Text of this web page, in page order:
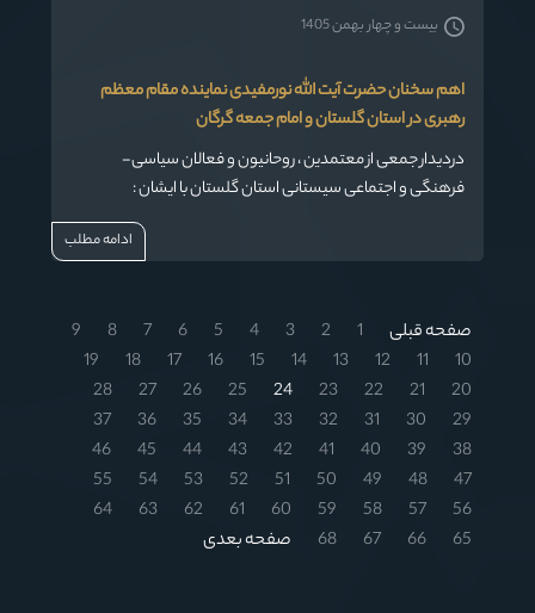
اهم سخنان حضرت آیت الله نورمفیدی نماینده مقام معظم
رهبری در استان گلستان و امام جمعه گرگان
دردیدار جمعی از معتمدین ، روحانیون و فعالان سیاسی-
فرهنگی و اجتماعی سیستانی استان گلستان با ایشان :
بیست و چهار بهمن 1405
ادامه مطلب
صفحه قبلی 1
2
3
4
5
6
7
8
9
10
11
12
13
14
15
16
17
18
19
20
21
22
23
24
25
26
27
28
29
30
31
32
33
34
35
36
37
38
39
40
41
42
43
44
45
46
47
48
49
50
51
52
53
54
55
56
57
58
59
60
61
62
63
64
65
66
67
68 صفحه بعدی